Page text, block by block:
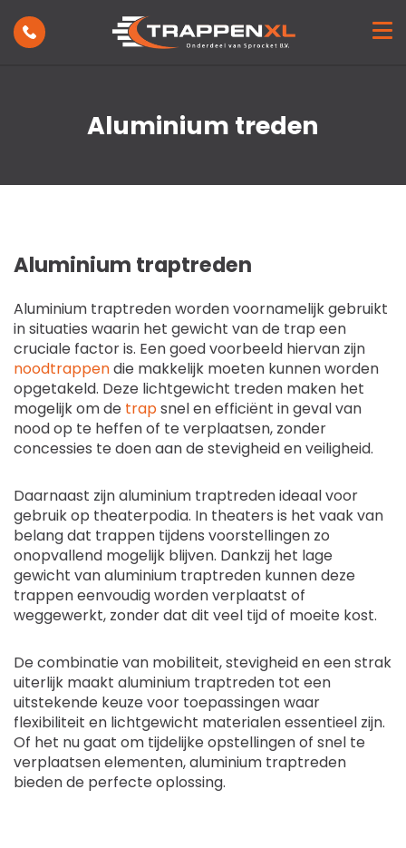
Toepassing
Projecten
Over ons
Aluminium treden
Aluminium traptreden
Aluminium traptreden worden voornamelijk gebruikt
in situaties waarin het gewicht van de trap een
cruciale factor is. Een goed voorbeeld hiervan zijn
noodtrappendie makkelijk moeten kunnen worden
opgetakeld. Deze lichtgewicht treden maken het
mogelijk om de trapsnel en efficiënt in geval van
nood op te heffen of te verplaatsen, zonder
concessies te doen aan de stevigheid en veiligheid.
Daarnaast zijn aluminium traptreden ideaal voor
gebruik op theaterpodia. In theaters is het vaak van
belang dat trappen tijdens voorstellingen zo
onopvallend mogelijk blijven. Dankzij het lage
gewicht van aluminium traptreden kunnen deze
trappen eenvoudig worden verplaatst of
weggewerkt, zonder dat dit veel tijd of moeite kost.
De combinatie van mobiliteit, stevigheid en een strak
uiterlijk maakt aluminium traptreden tot een
uitstekende keuze voor toepassingen waar
flexibiliteit en lichtgewicht materialen essentieel zijn.
Of het nu gaat om tijdelijke opstellingen of snel te
verplaatsen elementen, aluminium traptreden
bieden de perfecte oplossing.